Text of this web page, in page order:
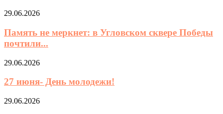
29.06.2026
Память не меркнет: в Угловском сквере Победы
почтили...
29.06.2026
27 июня- День молодежи!
29.06.2026